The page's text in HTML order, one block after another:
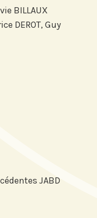
BILLAUX
DEROT, Guy
JABD